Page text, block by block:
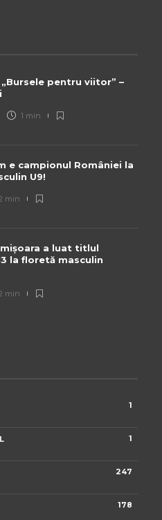
pentru viitor” –
1 min
e campionul României la
U9!
min
a luat titlul
la floretă masculin
min
1
1
247
178